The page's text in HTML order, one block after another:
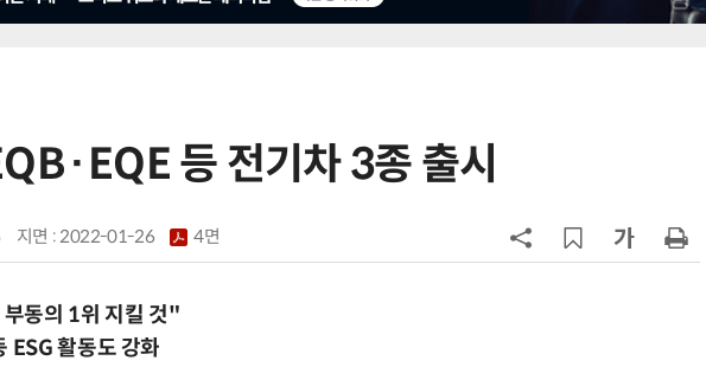
등 전기차 3종 출시
지면 :2022-01-26 4면
동의 1위 지킬 것"
ESG 활동도 강화
6
중국산 車 수입 1년 새 2배…獨 제치
제네시스-대한항공, 전기차 구매 시